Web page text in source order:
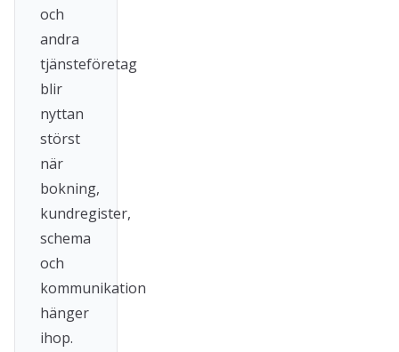
och
andra
tjänsteföretag
blir
nyttan
störst
när
bokning,
kundregister,
schema
och
kommunikation
hänger
ihop.